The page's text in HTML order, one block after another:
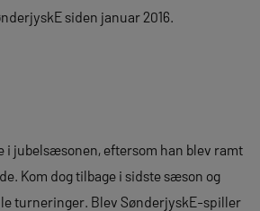
siden januar 2016.
i jubelsæsonen, eftersom han blev ramt
Kom dog tilbage i sidste sæson og
turneringer. Blev SønderjyskE-spiller